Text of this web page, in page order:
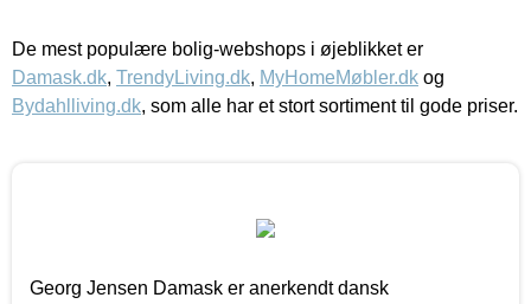
De mest populære bolig-webshops i øjeblikket er
Damask.dk, TrendyLiving.dk, MyHomeMøbler.dk og
Bydahlliving.dk, som alle har et stort sortiment til gode priser.
Georg Jensen Damask er anerkendt dansk